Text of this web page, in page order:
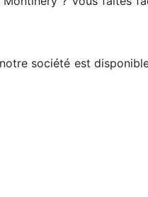
société est